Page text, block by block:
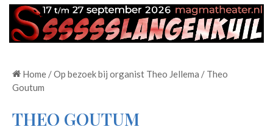
Home /Op bezoek bij organist Theo Jellema / Theo
Goutum
THEO GOUTUM